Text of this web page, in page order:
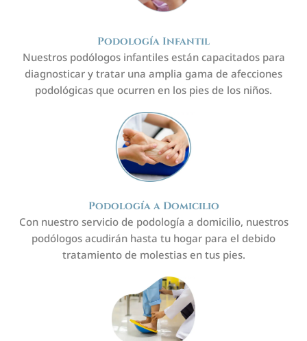
Podología Infantil
Nuestros podólogos infantiles están capacitados para
diagnosticar y tratar una amplia gama de afecciones
podológicas que ocurren en los pies de los niños.
Podología a Domicilio
Con nuestro servicio de podología a domicilio, nuestros
podólogos acudirán hasta tu hogar para el debido
tratamiento de molestias en tus pies.